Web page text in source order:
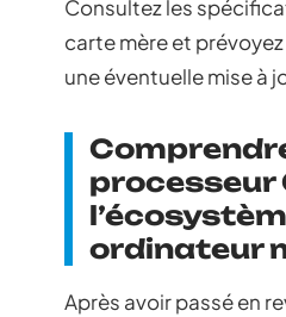
Consultez les
carte mère et
une éventuelle mise à
processeur
ordinateur
Après avoir passé en